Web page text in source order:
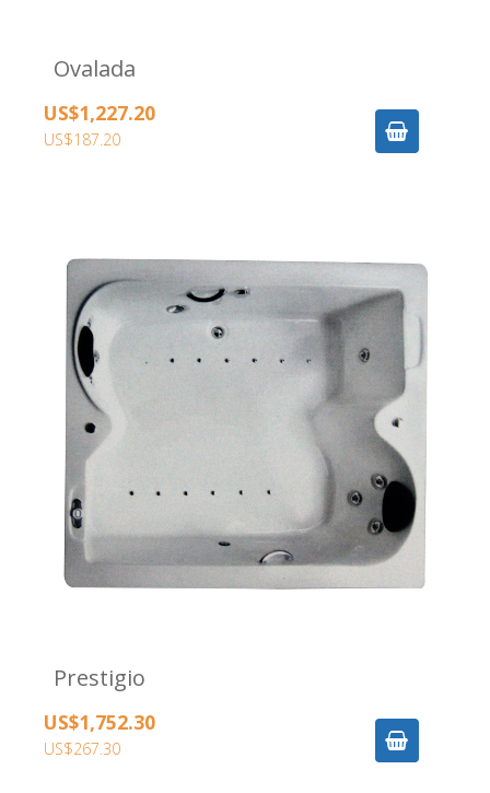
Ovalada
US$1,227.20
US$187.20
Prestigio
US$1,752.30
US$267.30